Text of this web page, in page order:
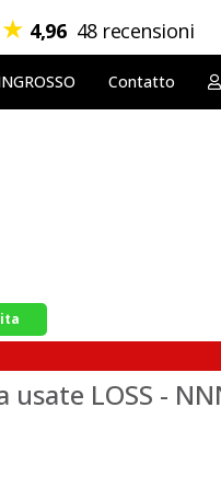
★ 4,96 48 recensioni
Contatto
usate LOSS -